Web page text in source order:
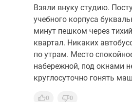
Взяли внуку студию.
учебного корпуса
минут пешком через
квартал. Никаких
по утрам. Место
набережной, под окнами
круглосуточно гонять
0 0